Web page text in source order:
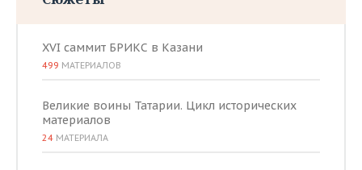
XVI саммит БРИКС в Казани
499 МАТЕРИАЛОВ
Великие воины Татарии. Цикл исторических
материалов
24 МАТЕРИАЛА